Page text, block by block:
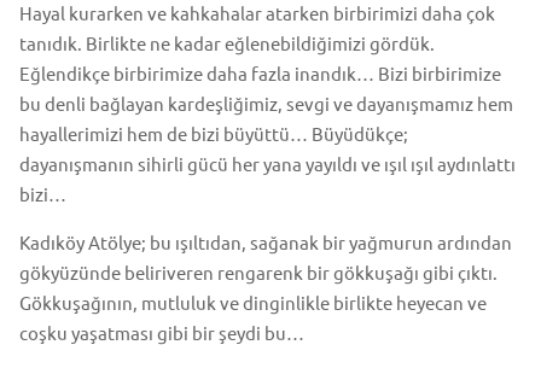
Hayal kurarken ve kahkahalar atarken birbirimizi daha çok
tanıdık. Birlikte ne kadar eğlenebildiğimizi gördük.
Eğlendikçe birbirimize daha fazla inandık… Bizi birbirimize
bu denli bağlayan kardeşliğimiz, sevgi ve dayanışmamız hem
hayallerimizi hem de bizi büyüttü… Büyüdükçe;
dayanışmanın sihirli gücü her yana yayıldı ve ışıl ışıl aydınlattı
bizi…
Kadıköy Atölye; bu ışıltıdan, sağanak bir yağmurun ardından
gökyüzünde beliriveren rengarenk bir gökkuşağı gibi çıktı.
Gökkuşağının, mutluluk ve dinginlikle birlikte heyecan ve
coşku yaşatması gibi bir şeydi bu…